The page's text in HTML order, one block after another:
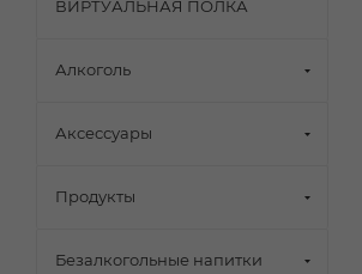
ВИРТУАЛЬНАЯ ПОЛКА
Алкоголь
Аксессуары
Продукты
Безалкогольные напитки